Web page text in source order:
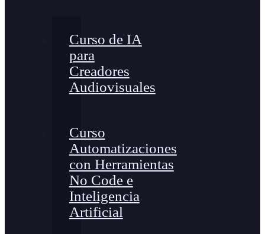
Curso de IA
para
Creadores
Audiovisuales
Curso
Automatizaciones
con Herramientas
No Code e
Inteligencia
Artificial